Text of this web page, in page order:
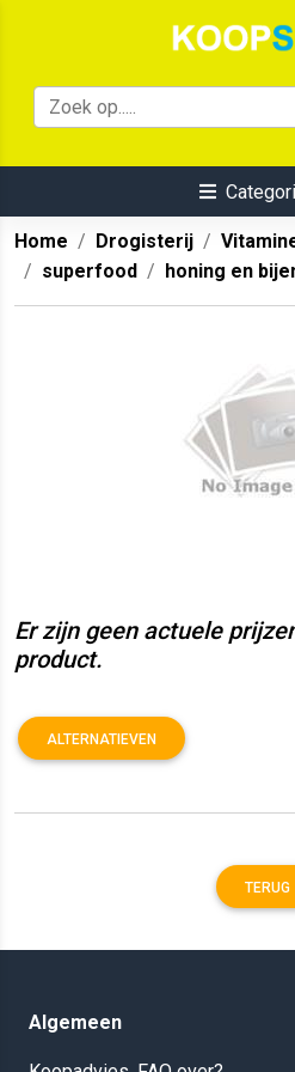
Home Drogisterij
superfood
honing en
Er zijn geen actuele
product.
ALTERNATIEVEN
TERUG
Algemeen